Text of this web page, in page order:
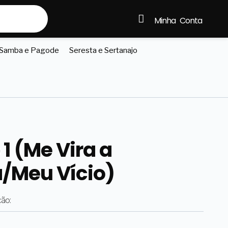
Minha Conta
e Pagode Seresta e Sertanajo
(Me Vira a
Meu Vício)